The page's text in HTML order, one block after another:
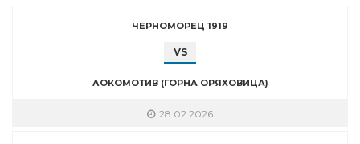
ЧЕРНОМОРЕЦ 1919
VS
ЛОКОМОТИВ (ГОРНА ОРЯХОВИЦА)
28.02.2026